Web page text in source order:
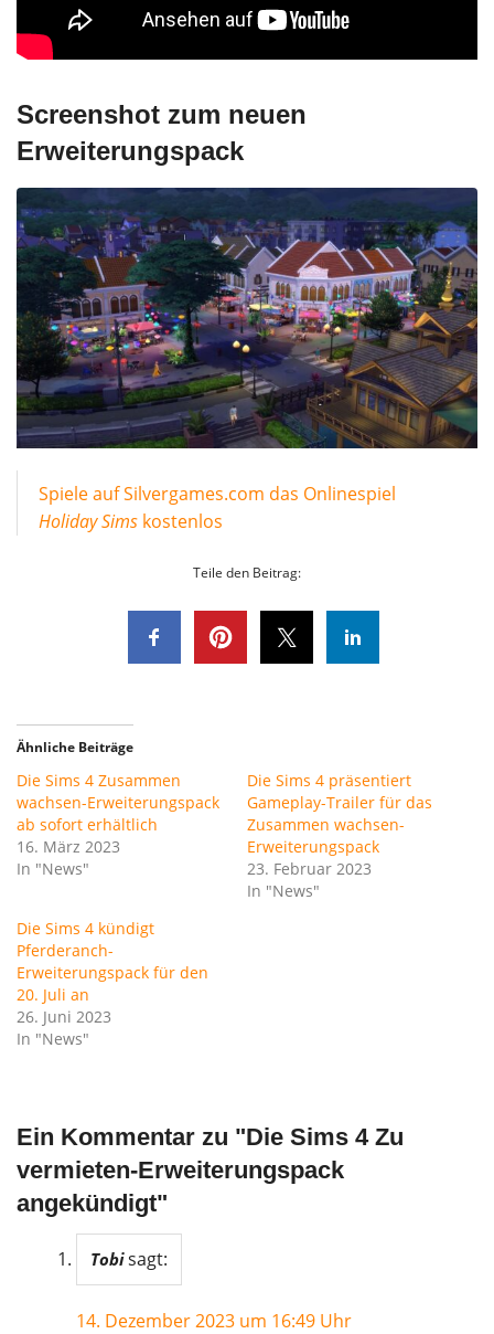
Screenshot zum neuen
Erweiterungspack
Spiele auf Silvergames.com das Onlinespiel
Holiday Sims kostenlos
Teile den Beitrag:
Ähnliche Beiträge
Die Sims 4 Zusammen
wachsen-Erweiterungspack
ab sofort erhältlich
16. März 2023
In "News"
Die Sims 4 präsentiert
Gameplay-Trailer für das
Zusammen wachsen-
Erweiterungspack
23. Februar 2023
In "News"
Die Sims 4 kündigt
Pferderanch-
Erweiterungspack für den
20. Juli an
26. Juni 2023
In "News"
Ein Kommentar zu "Die Sims 4 Zu
vermieten-Erweiterungspack
angekündigt"
Tobi sagt:
14. Dezember 2023 um 16:49 Uhr